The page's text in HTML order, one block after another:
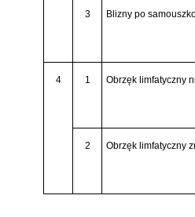
3 Blizny po
4 1 Obrzęk limfatyczny
2 Obrzęk limfatyczny